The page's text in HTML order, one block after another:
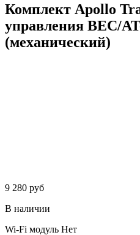
Комплект Apollo
управления BEC/
(механический)
9 280 руб
В наличии
Wi-Fi модуль Нет